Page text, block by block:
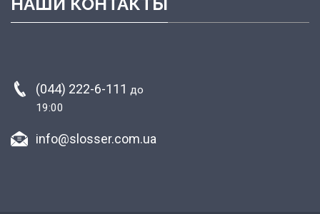
(044) 222-6-111 до
19:00
info@slosser.com.ua